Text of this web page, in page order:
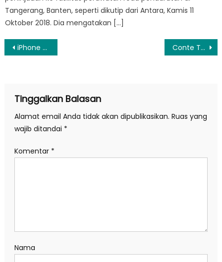
Tangerang, Banten, seperti dikutip dari Antara, Kamis 11
Oktober 2018. Dia mengatakan […]
Navigasi
iPhone XR Sepi Peminat – Tekno Liputan6.com Conte Tak Ada Pembicaraan dengan Real Madrid, tapi…
Tinggalkan Balasan
Alamat email Anda tidak akan dipublikasikan. Ruas yang
wajib ditandai *
Komentar *
Nama